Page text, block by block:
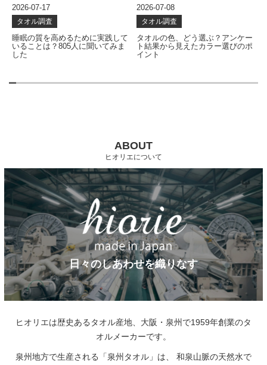
2026-07-17
タオル調査
睡眠の質を高めるために実践して
いることは？805人に聞いてみま
した
2026-07-08
タオル調査
タオルの色、どう選ぶ？アンケー
ト結果から見えたカラー選びのポ
イント
ABOUT
ヒオリエについて
日々のしあわせを織りなす
ヒオリエは歴史あるタオル産地、大阪・泉州で1959年創業のタ
オルメーカーです。
泉州地方で生産される「泉州タオル」は、
和泉山脈の天然水で